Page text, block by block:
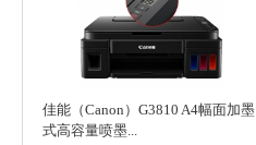
佳能（Canon）G3810 A4幅面加墨
式高容量喷墨...